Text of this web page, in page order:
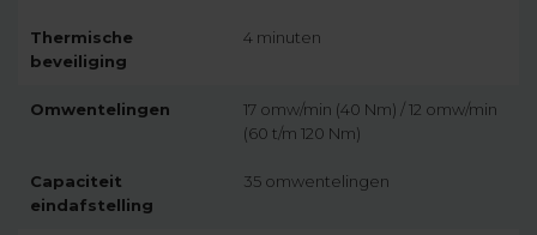
Thermische
beveiliging
4 minuten
Omwentelingen
17 omw/min (40 Nm) / 12 omw/min
(60 t/m 120 Nm)
Capaciteit
eindafstelling
35 omwentelingen